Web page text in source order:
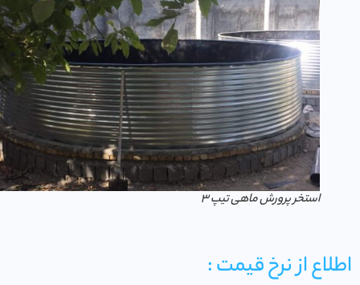
استخر پرورش ماهی تیپ 3
از نرخ قیمت :